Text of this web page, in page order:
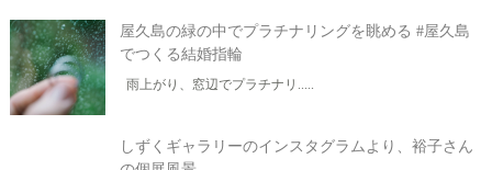
屋久島の緑の中でプラチナリングを眺める #屋久島
でつくる結婚指輪
雨上がり、窓辺でプラチナリ.....
しずくギャラリーのインスタグラムより、裕子さん